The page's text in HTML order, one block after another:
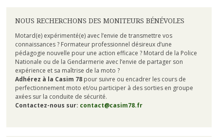
NOUS RECHERCHONS DES MONITEURS BÉNÉVOLES
Motard(e) expérimenté(e) avec l’envie de transmettre vos
connaissances ? Formateur professionnel désireux d’une
pédagogie nouvelle pour une action efficace ? Motard de la Police
Nationale ou de la Gendarmerie avec l’envie de partager son
expérience et sa maîtrise de la moto ?
Adhérez à la Casim 78pour suivre ou encadrer les cours de
perfectionnement moto et/ou participer à des sorties en groupe
axées sur la conduite de sécurité.
Contactez-nous sur: contact@casim78.fr